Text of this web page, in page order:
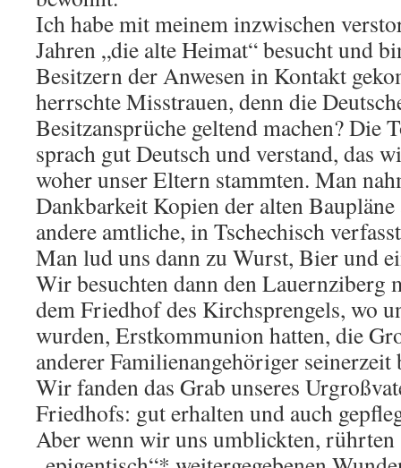
Ich habe mit meinem inzwischen
Jahren „die alte Heimat“ besucht und
Besitzern der Anwesen in Kontakt
herrschte Misstrauen, denn die
Besitzansprüche geltend machen? Die
sprach gut Deutsch und verstand, das
woher unser Eltern stammten. Man
Dankbarkeit Kopien der alten
andere amtliche, in Tschechisch
Man lud uns dann zu Wurst, Bier und
Wir besuchten dann den Lauernziberg
dem Friedhof des Kirchsprengels, wo
wurden, Erstkommunion hatten, die
anderer Familienangehöriger seinerzeit
Wir fanden das Grab unseres
Friedhofs: gut erhalten und auch
Aber wenn wir uns umblickten, rührten